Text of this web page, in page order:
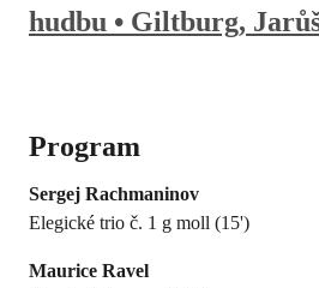
hudbu • Giltburg,
Program
Sergej Rachmaninov
Elegické trio č. 1 g moll (15')
Maurice Ravel